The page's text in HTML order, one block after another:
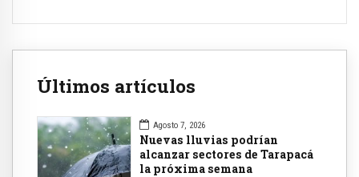
Últimos artículos
Agosto 7, 2026
Nuevas lluvias podrían
alcanzar sectores de Tarapacá
la próxima semana